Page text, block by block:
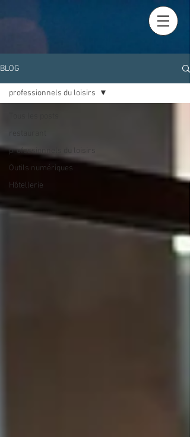
BLOG
professionnels du loisirs
Outils numériques
Hôtellerie
professionnels du loisirs